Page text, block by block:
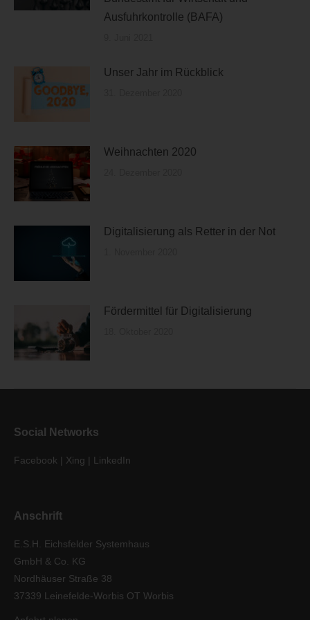
Ausfuhrkontrolle (BAFA)
Unser Jahr im Rückblick
Weihnachten 2020
Digitalisierung als Retter in der Not
Fördermittel für Digitalisierung
Social Networks
Facebook | Xing | LinkedIn
Anschrift
E.S.H. Eichsfelder Systemhaus
GmbH & Co. KG
Nordhäuser Straße 38
37339 Leinefelde-Worbis OT Worbis